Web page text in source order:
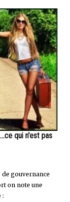
qui n'est pas
gouvernance
on note une
: